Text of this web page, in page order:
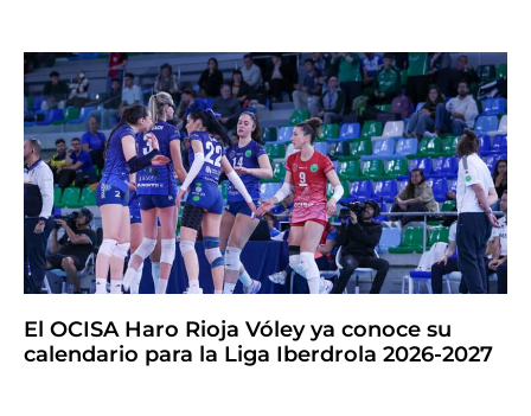
El OCISA Haro Rioja Vóley ya conoce su
calendario para la Liga Iberdrola 2026-2027